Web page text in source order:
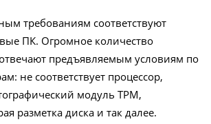
требованиям соответствуют
ПК. Огромное количество
предъявляемым условиям по
не соответствует процессор,
модуль TPM,
разметка диска и так далее.